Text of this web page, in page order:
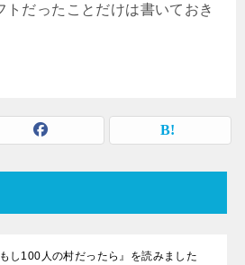
だったことだけは書いておき
もし100人の村だったら』を読みました